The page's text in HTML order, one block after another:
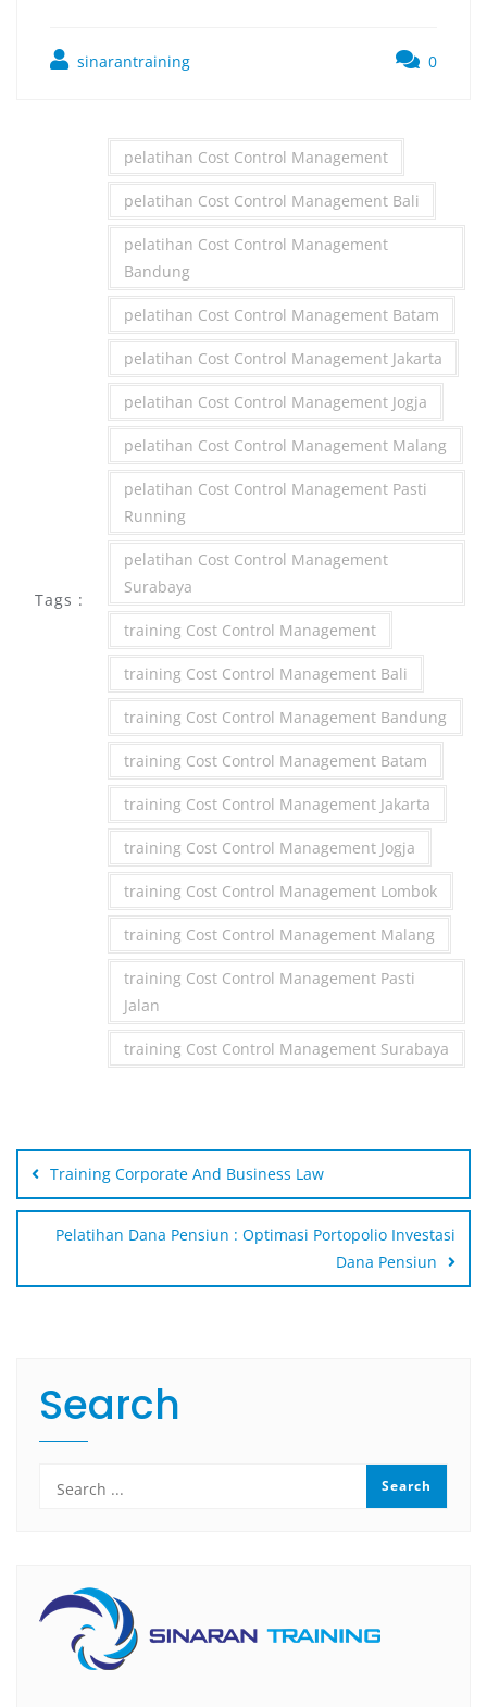
sinarantraining 0
Tags :
pelatihan Cost Control Management
pelatihan Cost Control Management Bali
pelatihan Cost Control Management
Bandung
pelatihan Cost Control Management Batam
pelatihan Cost Control Management Jakarta
pelatihan Cost Control Management Jogja
pelatihan Cost Control Management Malang
pelatihan Cost Control Management Pasti
Running
pelatihan Cost Control Management
Surabaya
training Cost Control Management
training Cost Control Management Bali
training Cost Control Management Bandung
training Cost Control Management Batam
training Cost Control Management Jakarta
training Cost Control Management Jogja
training Cost Control Management Lombok
training Cost Control Management Malang
training Cost Control Management Pasti
Jalan
training Cost Control Management Surabaya
Post
navigation
Training Corporate And Business Law
Pelatihan Dana Pensiun : Optimasi Portopolio Investasi
Dana Pensiun
Search